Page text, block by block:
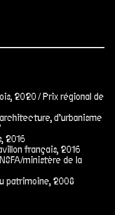
2020 /Prix régional de
d’urbanisme
2016
français, 2016
ministère de la
patrimoine, 2008